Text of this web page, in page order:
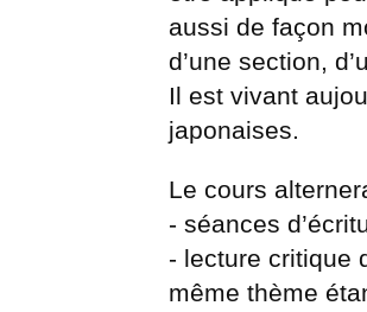
aussi de façon
d’une section,
Il est vivant
japonaises.
Le cours
- séances
- lecture critique
même thème